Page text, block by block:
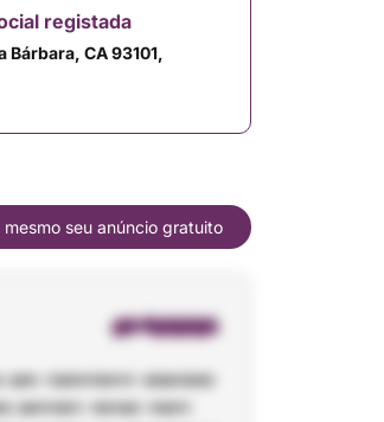
registada
Bárbara, CA 93101,
seu anúncio gratuito